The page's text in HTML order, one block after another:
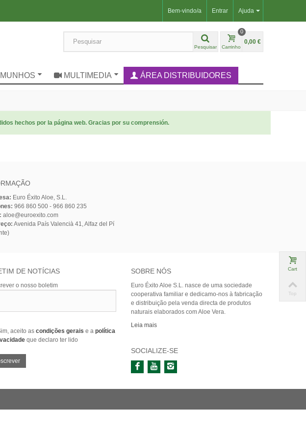
Ajuda
Bem-vindo/a Entrar
Pesquisar Carrinho
0
0,00 €
MULTIMEDIA ÁREA DISTRIBUIDORES
hechos por la página web. Gracias por su comprensión.
Euro Éxito Aloe, S.L.
966 860 500 - 966 860 235
aloe@euroexito.com
Avenida País Valencià 41, Alfaz del Pí
DE NOTÍCIAS
o nosso boletim
aceito as condições gerais e a política
que declaro ter lido
SOBRE NÓS
Euro Éxito Aloe S.L. nasce de uma sociedade
cooperativa familiar e dedicamo-nos à fabricação
e distribuição pela venda directa de produtos
naturais elaborados com Aloe Vera.
Leia mais
SOCIALIZE-SE
Cart
Top